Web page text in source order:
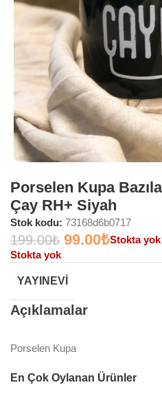
Porselen Kupa
Çay RH+ Siyah
Stok kodu: 73168d6b0717
199.00₺ 99.00₺Stokta yok
Stokta yok
YAYINEVI
Açıklamalar
Porselen Kupa
En Çok Oylanan Ürünler